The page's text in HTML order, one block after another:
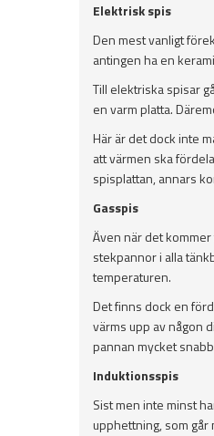
Elektrisk spis
Den mest vanligt
antingen ha en
Till elektriska spisar
en varm platta.
Här är det dock inte
att värmen ska
spisplattan, annars
Gasspis
Även när det
stekpannor i alla
temperaturen.
Det finns dock en
värms upp av någon
pannan mycket
Induktionsspis
Sist men inte minst
upphettning, som går